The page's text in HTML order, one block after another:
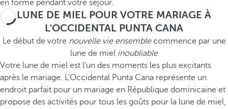
en forme pendant votre séjour.
LUNE DE MIEL POUR VOTRE MARIAGE À
L'OCCIDENTAL PUNTA CANA
Le début de votre nouvelle vie ensemblecommence par une
lune de miel inoubliable
Votre lune de miel est l'un des moments les plus excitants
après le mariage. L'Occidental Punta Cana représente un
endroit parfait pour un mariage en République dominicaine et
propose des activités pour tous les goûts pour la lune de miel,